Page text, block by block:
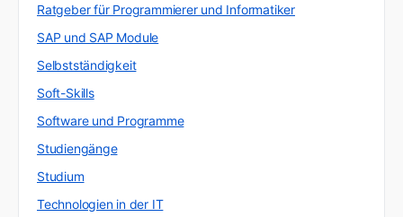
Ratgeber für Programmierer und Informatiker
SAP und SAP Module
Selbstständigkeit
Soft-Skills
Software und Programme
Studiengänge
Studium
Technologien in der IT